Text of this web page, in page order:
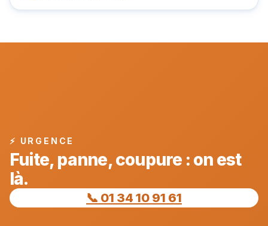
⚡ URGENCE
Fuite, panne, coupure : on est
là.
📞 01 34 10 91 61